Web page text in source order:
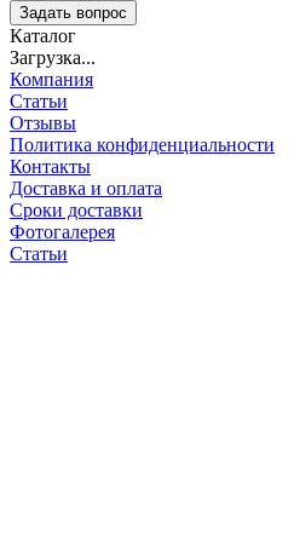
Задать вопрос
Каталог
Загрузка...
Компания
Статьи
Отзывы
Политика конфиденциальности
Контакты
Доставка и оплата
Сроки доставки
Фотогалерея
Статьи